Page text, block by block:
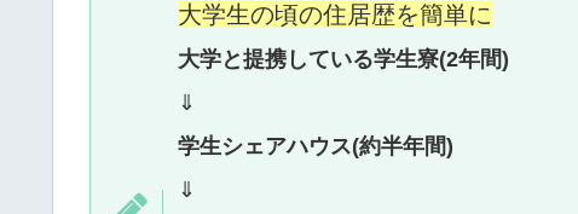
大学生の頃の住居歴を簡単に
大学と提携している学生寮(2年間)
⇓
学生シェアハウス(約半年間)
⇓